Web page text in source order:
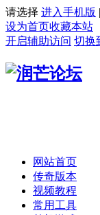
请选择 进入手机版 |
设为首页收藏本站
开启辅助访问 切换
网站首页
传奇版本
视频教程
常用工具